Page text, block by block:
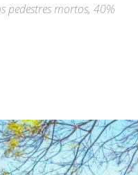
pedestres mortos, 40%